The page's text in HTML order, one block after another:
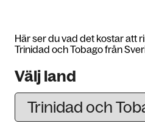
Här ser du vad det kostar att
Trinidad och Tobago från
Välj land